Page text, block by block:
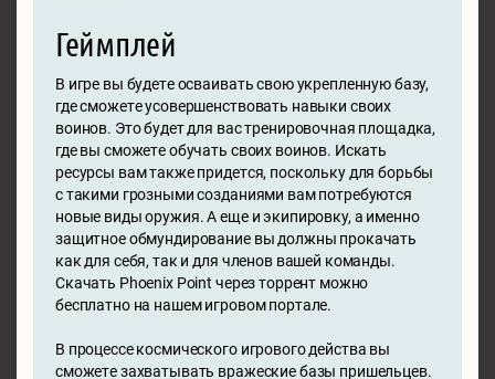
Геймплей
В игре вы будете осваивать свою укрепленную базу,
где сможете усовершенствовать навыки своих
воинов. Это будет для вас тренировочная площадка,
где вы сможете обучать своих воинов. Искать
ресурсы вам также придется, поскольку для борьбы
с такими грозными созданиями вам потребуются
новые виды оружия. А еще и экипировку, а именно
защитное обмундирование вы должны прокачать
как для себя, так и для членов вашей команды.
Скачать Phoenix Point через торрент можно
бесплатно на нашем игровом портале.
В процессе космического игрового действа вы
сможете захватывать вражеские базы пришельцев.